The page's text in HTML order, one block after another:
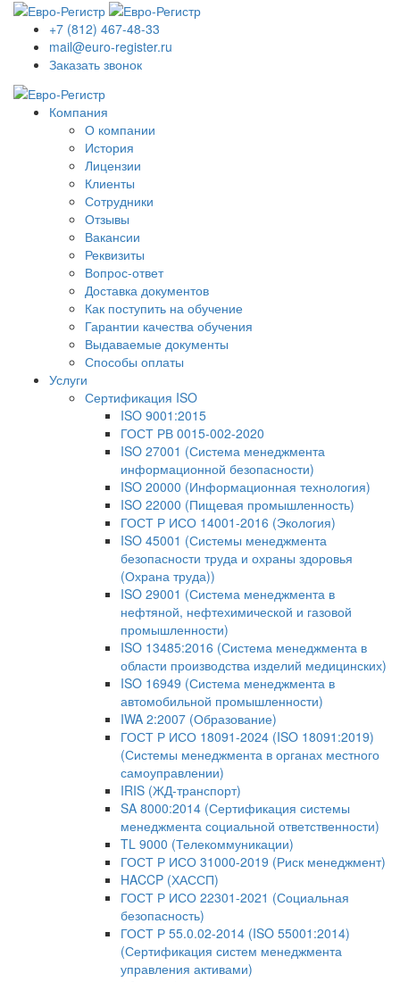
+7 (812) 467-48-33
mail@euro-register.ru
Заказать звонок
Компания
О компании
История
Лицензии
Клиенты
Сотрудники
Отзывы
Вакансии
Реквизиты
Вопрос-ответ
Доставка документов
Как поступить на обучение
Гарантии качества обучения
Выдаваемые документы
Способы оплаты
Услуги
Сертификация ISO
ISO 9001:2015
ГОСТ РВ 0015-002-2020
ISO 27001 (Система менеджмента
информационной безопасности)
ISO 20000 (Информационная технология)
ISO 22000 (Пищевая промышленность)
ГОСТ Р ИСО 14001-2016 (Экология)
ISO 45001 (Системы менеджмента
безопасности труда и охраны здоровья
(Охрана труда))
ISO 29001 (Система менеджмента в
нефтяной, нефтехимической и газовой
промышленности)
ISO 13485:2016 (Система менеджмента в
области производства изделий медицинских)
ISO 16949 (Система менеджмента в
автомобильной промышленности)
IWA 2:2007 (Образование)
ГОСТ Р ИСО 18091-2024 (ISO 18091:2019)
(Системы менеджмента в органах местного
самоуправлении)
IRIS (ЖД-транспорт)
SA 8000:2014 (Сертификация системы
менеджмента социальной ответственности)
TL 9000 (Телекоммуникации)
ГОСТ Р ИСО 31000-2019 (Риск менеджмент)
HACCP (ХАССП)
ГОСТ Р ИСО 22301-2021 (Социальная
безопасность)
ГОСТ Р 55.0.02-2014 (ISO 55001:2014)
(Сертификация систем менеджмента
управления активами)